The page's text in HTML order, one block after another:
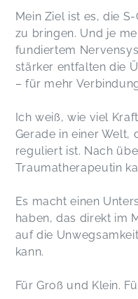
Mein Ziel ist es, die
zu bringen. Und je
fundiertem
stärker entfalten die
– für mehr
Ich weiß, wie viel
Gerade in einer Welt,
reguliert ist. Nach
Traumatherapeutin
Es macht einen
haben, das direkt im
auf die
kann.
Für Groß und Klein.